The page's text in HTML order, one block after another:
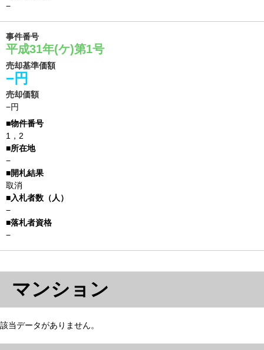
−
事件番号
平成31年(ケ)第1号
売却基準価額
−円
売却価額
−円
1，2
−
取消
−
−
マンション
該当データがありません。